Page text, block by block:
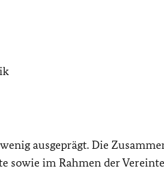
ausgeprägt. Die
sowie im Rahmen der